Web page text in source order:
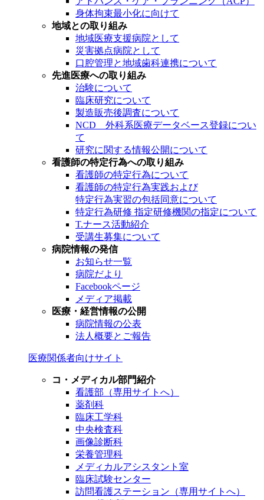
身体拘束最小化に向けて
地域との取り組み
地域医療支援病院として
災害拠点病院として
口腔管理と地域歯科連携について
先進医療への取り組み
治験について
臨床研究について
製造販売後調査について
NCD 外科系医療データベース登録につい
て
研究に関する情報公開について
看護師の特定行為への取り組み
看護師の特定行為について
看護師の特定行為実践および
特定行為実習の包括同意について
特定行為研修 指定研修機関の指定について
T.ナース活動紹介
受講生募集について
病院情報の発信
お知らせ一覧
病院だより
Facebookページ
メディア掲載
医療・経営情報の公開
病院情報の公表
法人概要とご報告
医療関係者向けサイト
コ・メディカル部門紹介
看護部（専用サイトへ）
薬剤科
臨床工学科
中央検査科
画像診断科
栄養管理科
メディカルアシスタント室
臨床試験センター
訪問看護ステーション（専用サイトへ）